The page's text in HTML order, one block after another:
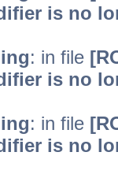
is no
: in file
is no
: in file
is no